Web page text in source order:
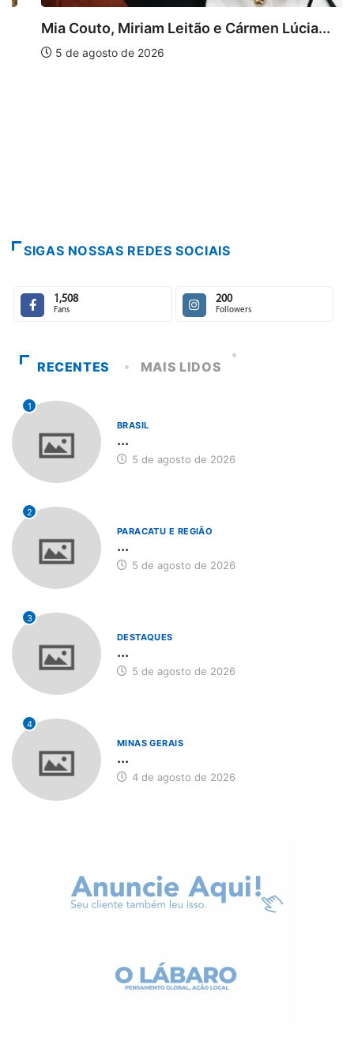
Mia Couto, Miriam Leitão e Cármen Lúcia...
5 de agosto de 2026
SIGAS NOSSAS REDES SOCIAIS
1,508
Fans
200
Followers
RECENTES MAIS LIDOS
1
BRASIL
...
5 de agosto de 2026
2
PARACATU E REGIÃO
...
5 de agosto de 2026
3
DESTAQUES
...
5 de agosto de 2026
4
MINAS GERAIS
...
4 de agosto de 2026